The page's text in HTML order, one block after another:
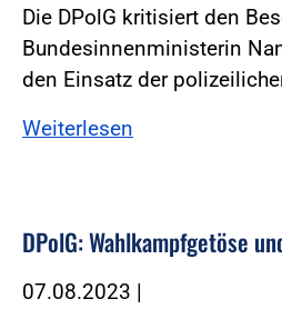
Die DPolG kritisiert den
Bundesinnenministerin
den Einsatz der
Weiterlesen
DPolG: Wahlkampfgetöse
07.08.2023 |